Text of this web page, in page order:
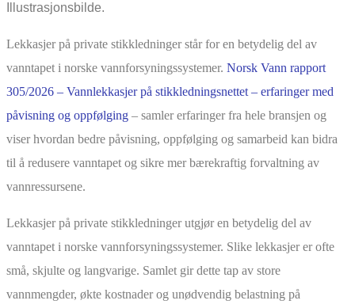
Illustrasjonsbilde.
Lekkasjer på private stikkledninger står for en betydelig del av
vanntapet i norske vannforsyningssystemer. Norsk Vann rapport
305/2026 – Vannlekkasjer på stikkledningsnettet – erfaringer med
påvisning og oppfølging – samler erfaringer fra hele bransjen og
viser hvordan bedre påvisning, oppfølging og samarbeid kan bidra
til å redusere vanntapet og sikre mer bærekraftig forvaltning av
vannressursene.
Lekkasjer på private stikkledninger utgjør en betydelig del av
vanntapet i norske vannforsyningssystemer. Slike lekkasjer er ofte
små, skjulte og langvarige. Samlet gir dette tap av store
vannmengder, økte kostnader og unødvendig belastning på